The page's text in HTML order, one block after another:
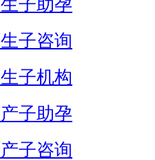
子助孕
子咨询
子机构
子助孕
子咨询